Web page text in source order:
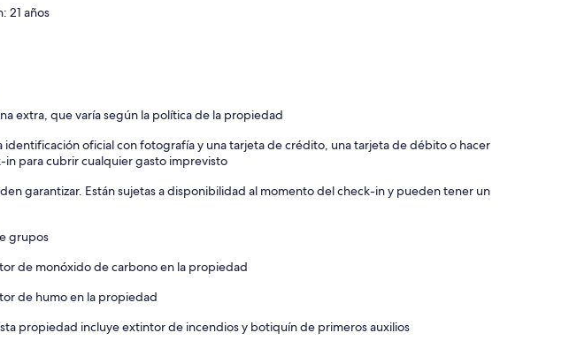
21 años
extra, que varía según la política de la propiedad
identificación oficial con fotografía y una tarjeta de crédito, una tarjeta de débito o hacer
para cubrir cualquier gasto imprevisto
garantizar. Están sujetas a disponibilidad al momento del check-in y pueden tener un
grupos
de monóxido de carbono en la propiedad
de humo en la propiedad
propiedad incluye extintor de incendios y botiquín de primeros auxilios